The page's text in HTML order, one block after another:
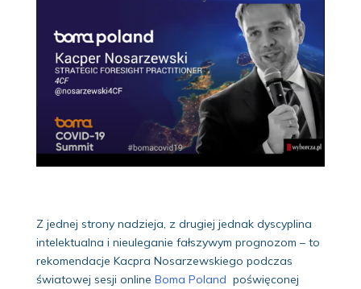
Z jednej strony nadzieja, z drugiej jednak dyscyplina
intelektualna i nieuleganie fałszywym prognozom – to
rekomendacje Kacpra Nosarzewskiego podczas
światowej sesji online Boma Poland poświęconej